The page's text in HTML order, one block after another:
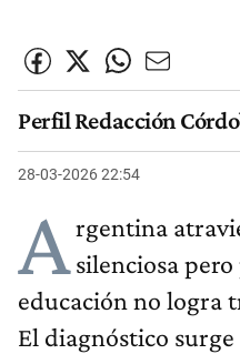
Perfil Redacción
28-03-2026 22:54
Argentina
silenciosa
educación no logra
El diagnóstico